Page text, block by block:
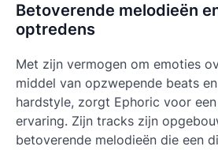
Betoverende melodieën
optredens
Met zijn vermogen om emoties
middel van opzwepende beats
hardstyle, zorgt Ephoric voor
ervaring. Zijn tracks zijn
betoverende melodieën die een